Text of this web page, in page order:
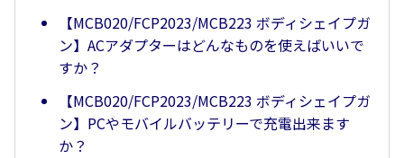
【MCB020/FCP2023/MCB223 ボディシェイプガ
ン】ACアダプターはどんなものを使えばいいで
すか？
【MCB020/FCP2023/MCB223 ボディシェイプガ
ン】PCやモバイルバッテリーで充電出来ます
か？